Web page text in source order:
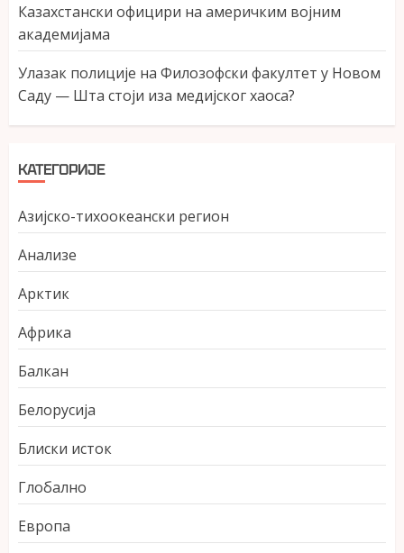
Казахстански официри на америчким војним
академијама
Улазак полиције на Филозофски факултет у Новом
Саду — Шта стоји иза медијског хаоса?
КАТЕГОРИЈЕ
Азијско-тихоокеански регион
Анализе
Арктик
Африка
Балкан
Белорусија
Блиски исток
Глобално
Европа